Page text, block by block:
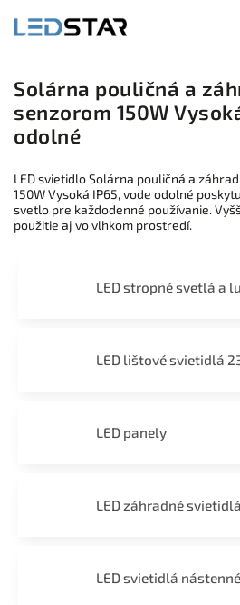
Solárna pouličná a
senzorom 150W
odolné
LED svietidlo Solárna pouličná a
150W Vysoká IP65, vode odolné
svetlo pre každodenné používanie.
použitie aj vo vlhkom prostredí.
LED stropné svetlá a
LED lištové svietidlá
LED panely
LED záhradné svietidlá
LED svietidlá nástenné